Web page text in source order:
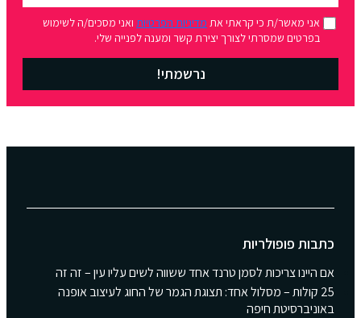
אני מאשר/ת כי קראתי את מדיניות הפרטיות ואני מסכים/ה לשימוש
בפרטים שמסרתי לצורך יצירת קשר ומענה לפנייה שלי.
נרשמתי!
כתבות פופולריות
אם היינו צריכות לסמן טרנד אחד ששווה לשים עליו עין – זה זה
25 קולות – מסלול אחד: תצוגת הגמר של החוג לעיצוב אופנה
באוניברסיטת חיפה